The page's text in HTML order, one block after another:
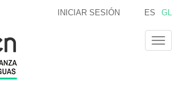
ES GL
INICIAR SESIÓN